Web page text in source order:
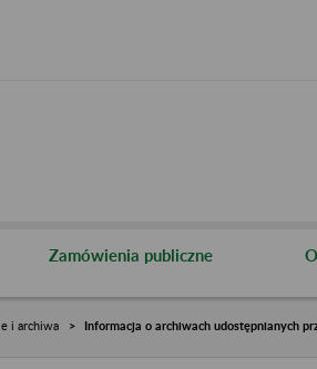
Zamówienia publiczne
i archiwa Informacja o archiwach udostępnianych